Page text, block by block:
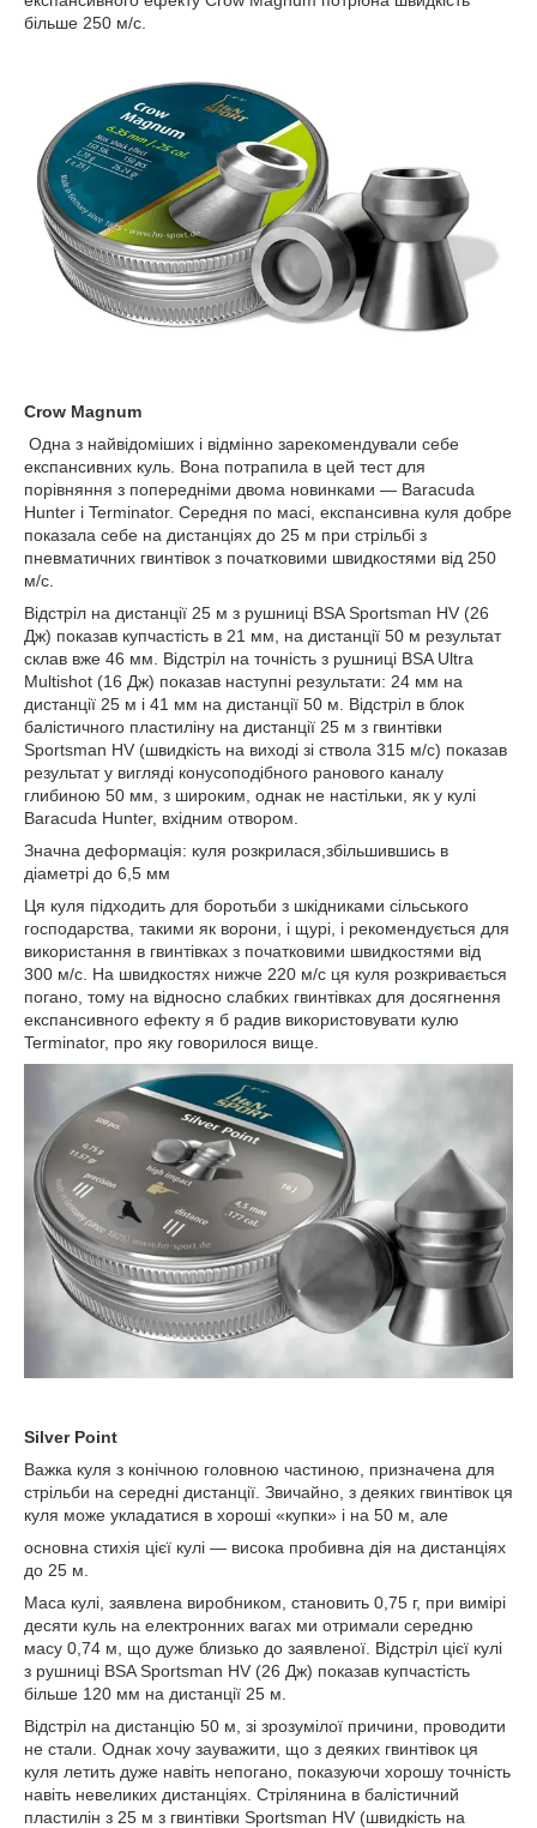
більше 250 м/с.
Crow Magnum
Одна з найвідоміших і відмінно зарекомендували себе
експансивних куль. Вона потрапила в цей тест для
порівняння з попередніми двома новинками — Baracuda
Hunter і Terminator. Середня по масі, експансивна куля добре
показала себе на дистанціях до 25 м при стрільбі з
пневматичних гвинтівок з початковими швидкостями від 250
м/с.
Відстріл на дистанції 25 м з рушниці BSA Sportsman HV (26
Дж) показав купчастість в 21 мм, на дистанції 50 м результат
склав вже 46 мм. Відстріл на точність з рушниці BSA Ultra
Multishot (16 Дж) показав наступні результати: 24 мм на
дистанції 25 м і 41 мм на дистанції 50 м. Відстріл в блок
балістичного пластиліну на дистанції 25 м з гвинтівки
Sportsman HV (швидкість на виході зі ствола 315 м/с) показав
результат у вигляді конусоподібного ранового каналу
глибиною 50 мм, з широким, однак не настільки, як у кулі
Baracuda Hunter, вхідним отвором.
Значна деформація: куля розкрилася,збільшившись в
діаметрі до 6,5 мм
Ця куля підходить для боротьби з шкідниками сільського
господарства, такими як ворони, і щурі, і рекомендується для
використання в гвинтівках з початковими швидкостями від
300 м/с. На швидкостях нижче 220 м/с ця куля розкривається
погано, тому на відносно слабких гвинтівках для досягнення
експансивного ефекту я б радив використовувати кулю
Terminator, про яку говорилося вище.
Silver Point
Важка куля з конічною головною частиною, призначена для
стрільби на середні дистанції. Звичайно, з деяких гвинтівок ця
куля може укладатися в хороші «купки» і на 50 м, але
основна стихія цієї кулі — висока пробивна дія на дистанціях
до 25 м.
Маса кулі, заявлена виробником, становить 0,75 г, при вимірі
десяти куль на електронних вагах ми отримали середню
масу 0,74 м, що дуже близько до заявленої. Відстріл цієї кулі
з рушниці BSA Sportsman HV (26 Дж) показав купчастість
більше 120 мм на дистанції 25 м.
Відстріл на дистанцію 50 м, зі зрозумілої причини, проводити
не стали. Однак хочу зауважити, що з деяких гвинтівок ця
куля летить дуже навіть непогано, показуючи хорошу точність
навіть невеликих дистанціях. Стрілянина в балістичний
пластилін з 25 м з гвинтівки Sportsman HV (швидкість на